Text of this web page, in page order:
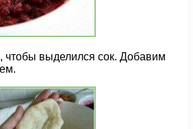
чтобы выделился сок. Добавим